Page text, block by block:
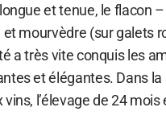
et tenue, le flacon
mourvèdre (sur galets
a très vite conquis les
et élégantes. Dans
l’élevage de 24